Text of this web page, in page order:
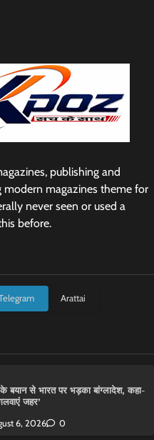
publishing and
modern magazines theme for
never seen or used a
before.
Arattai
बयान से भारत पर भड़का बांग्लादेश, कहा-
जहर’
6, 2026 0